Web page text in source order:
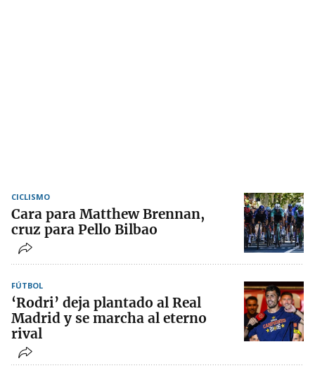
CICLISMO
Cara para Matthew Brennan,
cruz para Pello Bilbao
FÚTBOL
‘Rodri’ deja plantado al Real
Madrid y se marcha al eterno
rival